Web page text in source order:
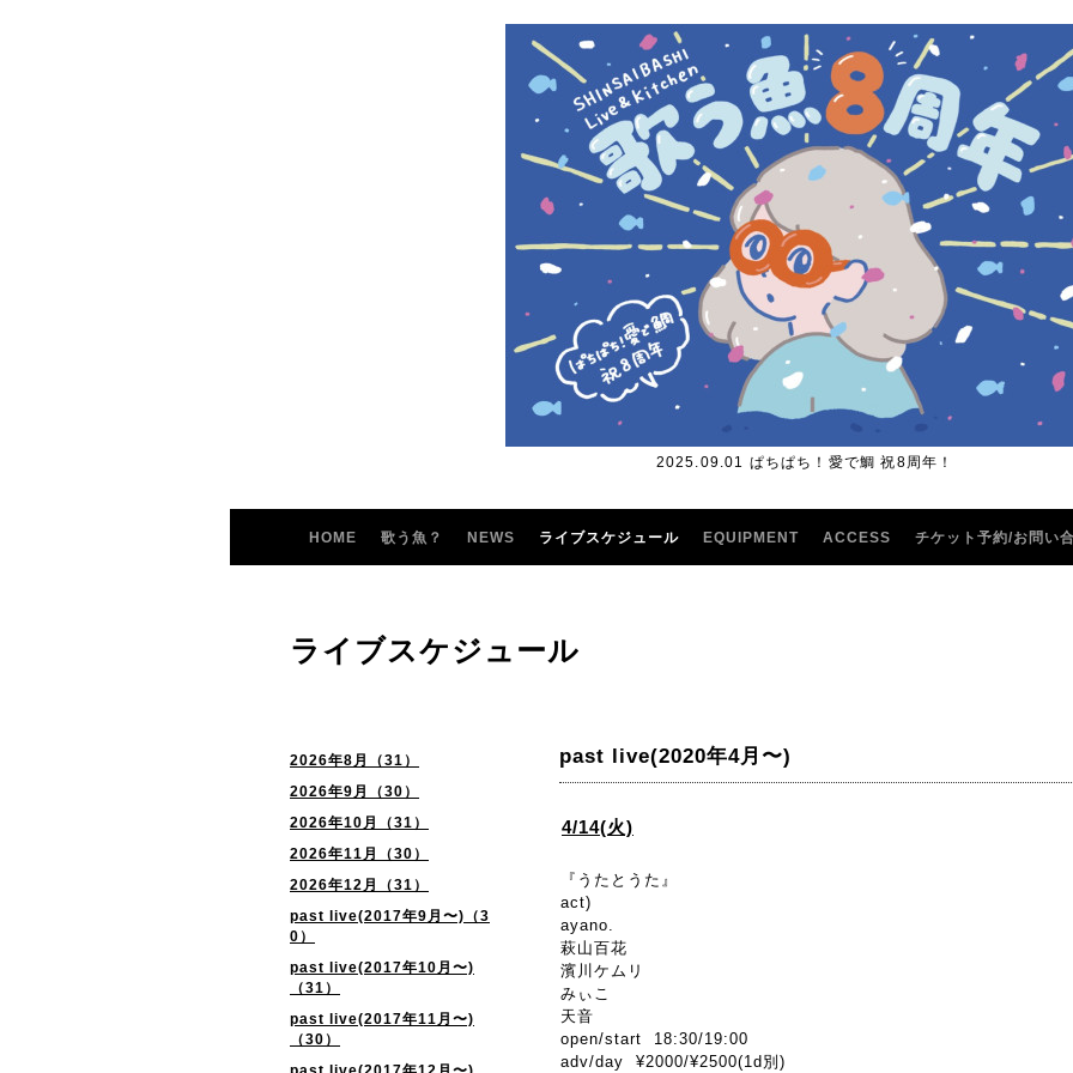
2025.09.01 ぱちぱち！愛で鯛 祝8周年！
HOME 歌う魚？ NEWS ライブスケジュール EQUIPMENT ACCESS チケット予約/お問い
2026年8月（31）
2026年9月（30）
2026年10月（31）
2026年11月（30）
2026年12月（31）
past live(2017年9月〜)（3
0）
past live(2017年10月〜)
（31）
past live(2017年11月〜)
（30）
ライブスケジュール
past live(2020年4月〜)
4/14(火)
『うたとうた』
act)
ayano.
萩山百花
濱川ケムリ
みぃこ
天音
open/start 18:30/19:00
adv/day ¥2000/¥2500(1d別)